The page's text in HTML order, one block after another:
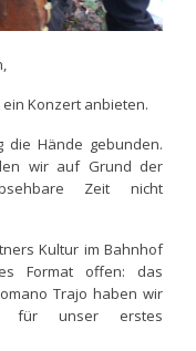
Konzert anbieten.
die Hände gebunden.
wir auf Grund der
Zeit nicht
Kultur im Bahnhof
Format offen: das
Trajo haben wir
für unser erstes